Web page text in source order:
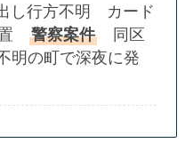
し行方不明 カード
置 警察案件同区
明の町で深夜に発